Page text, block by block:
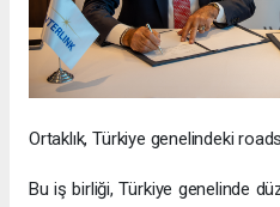
Ortaklık, Türkiye genelindeki
Bu iş birliği, Türkiye genelinde